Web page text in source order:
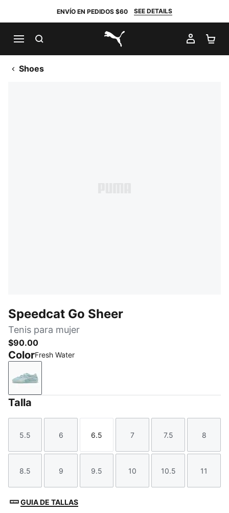
ENVÍO EN PEDIDOS $60 SEE DETAILS
PUMA.com
MI
Shoes
Speedcat Go Sheer
Tenis para mujer
$90.00
ColorFresh Water
Fresh Water
Talla
Talla
5.5
Talla
6
Talla
6.5
Talla
7
Talla
7.5
Talla
8
Talla
8.5
Talla
9
Talla
9.5
Talla
10
Talla
10.5
Talla
11
GUIA DE TALLAS